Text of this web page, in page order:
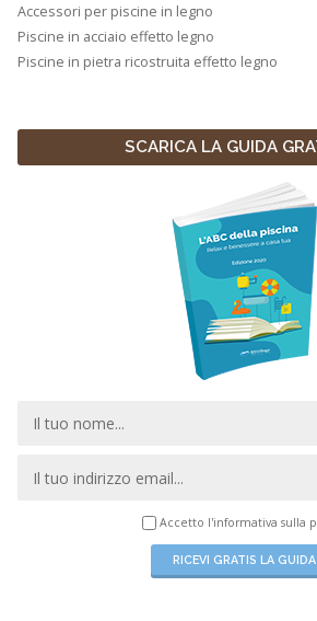
Accessori per piscine in legno
Piscine in acciaio effetto legno
Piscine in pietra ricostruita effetto legno
SCARICA LA GUIDA
Accetto l'informativa sulla